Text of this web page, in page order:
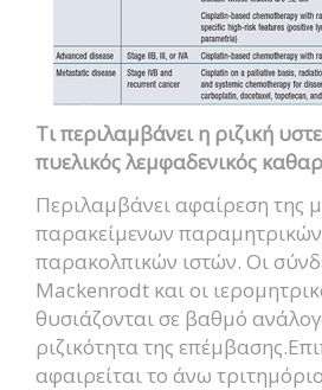
Τι περιλαμβάνει η ριζική
πυελικός λεμφαδενικός
Περιλαμβάνει αφαίρεση της
παρακείμενων παραμητρικών
παρακολπικών ιστών. Οι
Mackenrodt και οι
θυσιάζονται σε βαθμό
ριζικότητα της
αφαιρείται το άνω